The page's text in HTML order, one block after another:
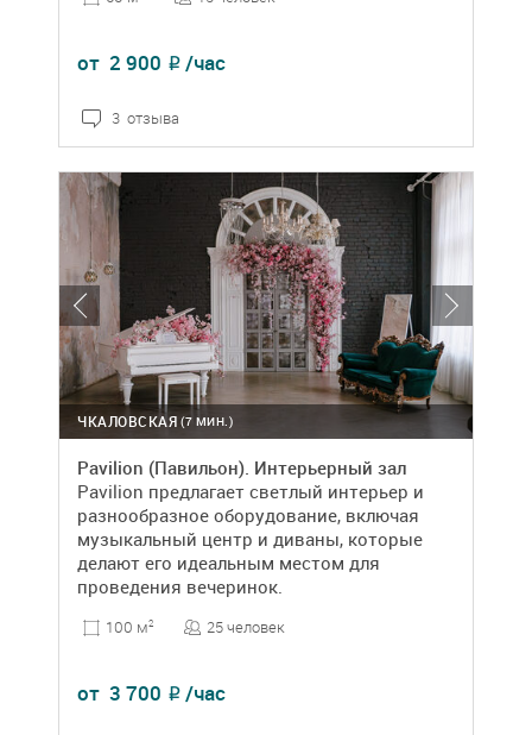
от 2 900 ₽ /час
3 отзыва
(7 МИН.)
ЧКАЛОВСКАЯ
Pavilion (Павильон). Интерьерный зал
Pavilion предлагает светлый интерьер и
разнообразное оборудование, включая
музыкальный центр и диваны, которые
делают его идеальным местом для
проведения вечеринок.
100 м2 25 человек
от 3 700 ₽ /час